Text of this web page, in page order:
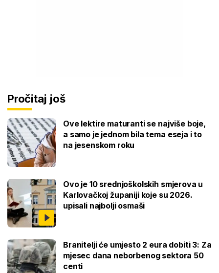
Pročitaj još
Ove lektire maturanti se najviše boje,
a samo je jednom bila tema eseja i to
na jesenskom roku
Ovo je 10 srednjoškolskih smjerova u
Karlovačkoj županiji koje su 2026.
upisali najbolji osmaši
Branitelji će umjesto 2 eura dobiti 3: Za
mjesec dana neborbenog sektora 50
centi